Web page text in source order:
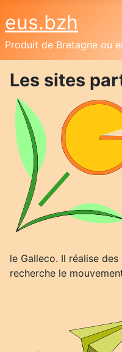
eus.bzh
Produit de Bretagne ou
Les sites
le Galleco. Il réalise
recherche le